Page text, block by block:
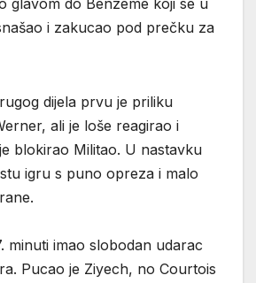
glavom do Benzeme koji se u
i zakucao pod prečku za
dijela prvu je priliku
ali je loše reagirao i
blokirao Militao. U nastavku
igru s puno opreza i malo
minuti imao slobodan udarac
Pucao je Ziyech, no Courtois